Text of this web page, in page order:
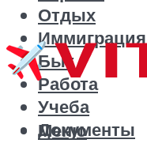
Отдых
Иммиграция
Быт
Работа
Учеба
Документы
Меню